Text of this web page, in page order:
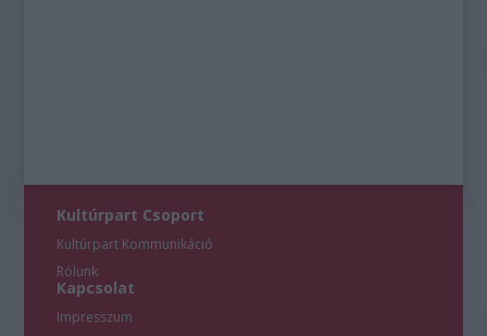
Kultúrpart Csoport
Kultúrpart Kommunikáció
Rólunk
Kapcsolat
Impresszum